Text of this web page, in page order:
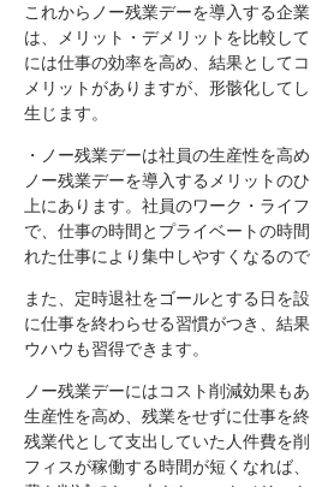
これからノー残業デーを導入する企
は、メリット・デメリットを比較し
には仕事の効率を高め、結果として
メリットがありますが、形骸化して
生じます。
・ノー残業デーは社員の生産性を高
ノー残業デーを導入するメリットの
上にあります。社員のワーク・ライ
で、仕事の時間とプライベートの時
れた仕事により集中しやすくなるので
また、定時退社をゴールとする日を
に仕事を終わらせる習慣がつき、結
ウハウも習得できます。
ノー残業デーにはコスト削減効果も
生産性を高め、残業をせずに仕事を
残業代として支出していた人件費を
フィスが稼働する時間が短くなれば